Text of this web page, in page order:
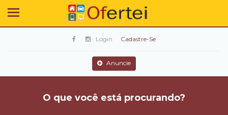
Login Cadastre-Se
Anuncie
O que você está procurando?